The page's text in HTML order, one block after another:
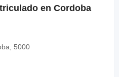
en Cordoba
5000